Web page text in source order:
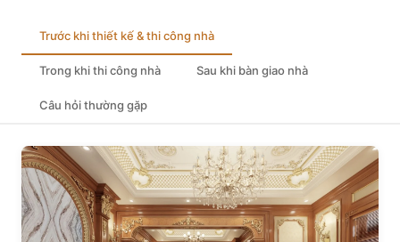
Trước khi thiết kế & thi công nhà
Trong khi thi công nhà Sau khi bàn giao nhà
Câu hỏi thường gặp